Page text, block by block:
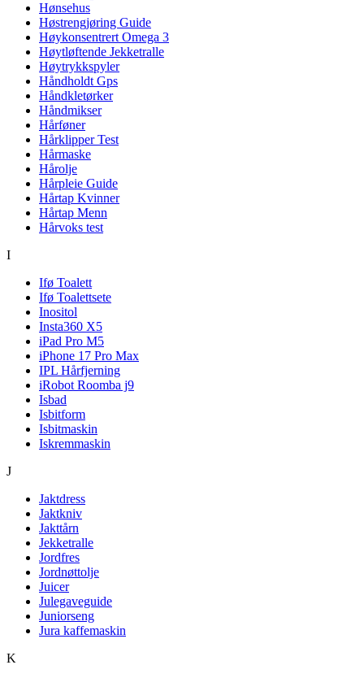
Hønsehus
Høstrengjøring Guide
Høykonsentrert Omega 3
Høytløftende Jekketralle
Høytrykkspyler
Håndholdt Gps
Håndkletørker
Håndmikser
Hårføner
Hårklipper Test
Hårmaske
Hårolje
Hårpleie Guide
Hårtap Kvinner
Hårtap Menn
Hårvoks test
I
Ifø Toalett
Ifø Toalettsete
Inositol
Insta360 X5
iPad Pro M5
iPhone 17 Pro Max
IPL Hårfjerning
iRobot Roomba j9
Isbad
Isbitform
Isbitmaskin
Iskremmaskin
J
Jaktdress
Jaktkniv
Jakttårn
Jekketralle
Jordfres
Jordnøttolje
Juicer
Julegaveguide
Juniorseng
Jura kaffemaskin
K